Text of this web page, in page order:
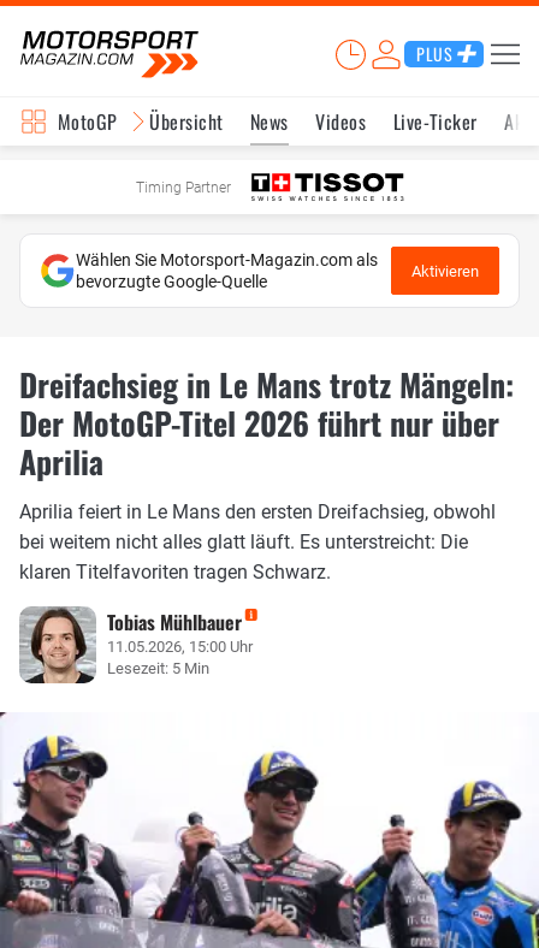
PLUS
MotoGP Übersicht News Videos Live-Ticker
Timing Partner
Wählen Sie Motorsport-Magazin.com als
bevorzugte Google-Quelle
Aktivieren
Dreifachsieg in Le Mans trotz Mängeln:
Der MotoGP-Titel 2026 führt nur über
Aprilia
Aprilia feiert in Le Mans den ersten Dreifachsieg, obwohl
bei weitem nicht alles glatt läuft. Es unterstreicht: Die
klaren Titelfavoriten tragen Schwarz.
Tobias Mühlbauer
11.05.2026, 15:00 Uhr
Lesezeit: 5 Min